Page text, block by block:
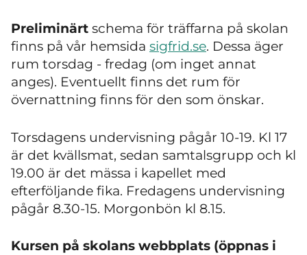
Preliminärt schema för träffarna på skolan
finns på vår hemsida sigfrid.se. Dessa äger
rum torsdag - fredag (om inget annat
anges). Eventuellt finns det rum för
övernattning finns för den som önskar.
Torsdagens undervisning pågår 10-19. Kl 17
är det kvällsmat, sedan samtalsgrupp och kl
19.00 är det mässa i kapellet med
efterföljande fika. Fredagens undervisning
pågår 8.30-15. Morgonbön kl 8.15.
Kursen på skolans webbplats (öppnas i